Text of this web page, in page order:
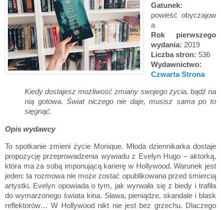
Gatunek:
powieść obyczajow
a
Rok pierwszego
wydania: 2019
Liczba stron: 536
Wydawnictwo:
Czwarta Strona
Kiedy dostajesz możliwość zmiany swojego życia, bądź na
nią gotowa. Świat niczego nie daje, musisz sama po to
sięgnąć.
Opis wydawcy
To spotkanie zmieni życie Monique. Młoda dziennikarka dostaje
propozycję przeprowadzenia wywiadu z Evelyn Hugo – aktorką,
która ma za sobą imponującą karierę w Hollywood. Warunek jest
jeden: ta rozmowa nie może zostać opublikowana przed śmiercią
artystki. Evelyn opowiada o tym, jak wyrwała się z biedy i trafiła
do wymarzonego świata kina. Sława, pieniądze, skandale i blask
reflektorów… W Hollywood nikt nie jest bez grzechu. Dlaczego